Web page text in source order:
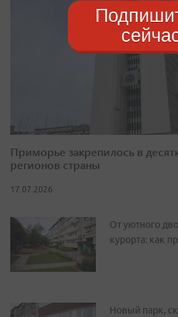
Приморье закрепилось в
регионов страны
17.07.2026
От уютного
курорта: как
Новый парк,